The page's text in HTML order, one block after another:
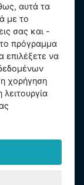
Δικαστήριο της
ΑΦΜ
αυτά τα
με το
σας και -
πρόγραμμα
επιλέξετε να
χορήγηση
λειτουργία